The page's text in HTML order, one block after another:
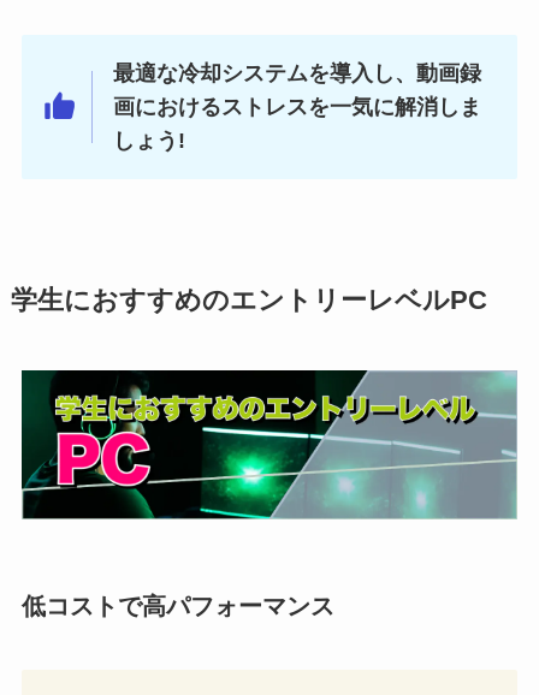
最適な冷却システムを導入し、動画録
画におけるストレスを一気に解消しま
しょう!
学生におすすめのエントリーレベルPC
低コストで高パフォーマンス